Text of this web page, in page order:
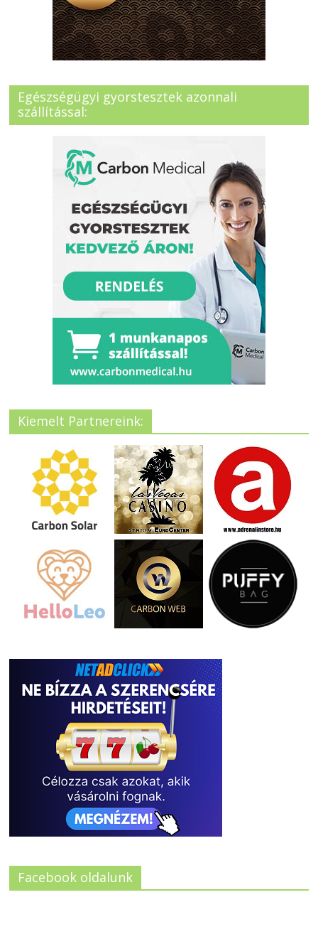
Egészségügyi gyorstesztek azonnali
szállítással:
Kiemelt Partnereink:
Facebook oldalunk